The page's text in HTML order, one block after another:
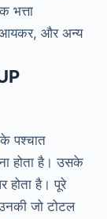
भत्ता
आयकर, और अन्य
पश्चात
होता है। उसके
होता है। पूरे
जो टोटल